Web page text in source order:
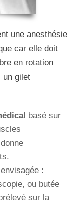
une anesthésie
car elle doit
en rotation
un gilet
basé sur
:
ou butée
sur la